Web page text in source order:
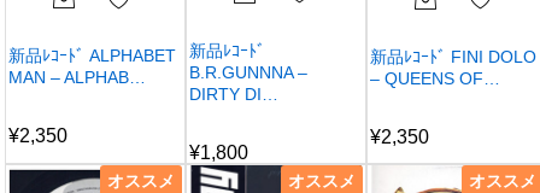
新品ﾚｺｰﾄﾞ ALPHABET
MAN – ALPHAB…
¥2,350
新品ﾚｺｰﾄﾞ
B.R.GUNNNA –
DIRTY DI…
¥1,800
新品ﾚｺｰﾄﾞ FINI DOLO
– QUEENS OF…
¥2,350
オススメ オススメ オススメ